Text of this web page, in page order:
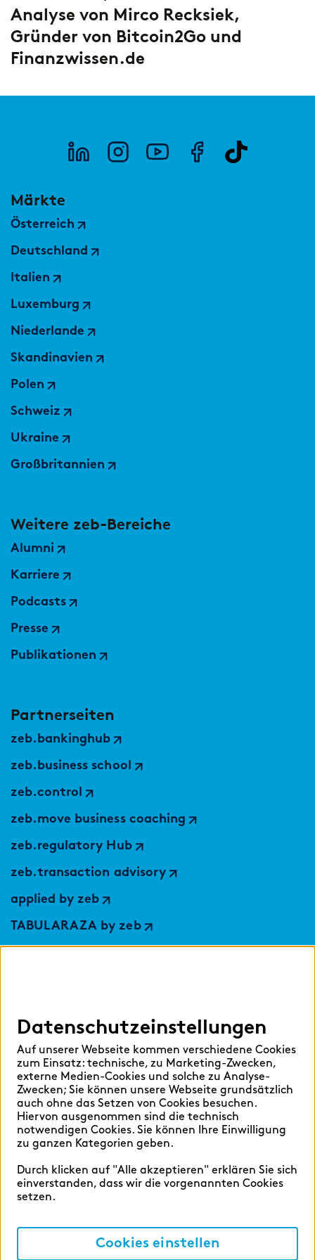
Kompositversicherer
Krankenversicherer
Lebensversicherer
Spezialinstitute &
Leasinggesellschaften
Private Banking & Wealth
Management
Regulierung & Sonderprüfungen
für Financial Services
Transformationskompetenz entlang der gesamten
PUBLIKATION
Operations der Zukunft
European Asset Management Study
2026
Analyse von Mirco Recksiek,
Gründer von Bitcoin2Go und
Finanzwissen.de
Märkte
Österreich
Deutschland
Italien
Luxemburg
Niederlande
Skandinavien
Polen
Schweiz
Ukraine
Großbritannien
Weitere zeb-Bereiche
Alumni
Karriere
Podcasts
Presse
Publikationen
Partnerseiten
zeb.bankinghub
zeb.business school
zeb.control
zeb.move business coaching
zeb.regulatory Hub
zeb.transaction advisory
applied by zeb
TABULARAZA by zeb
Hilfen
Sprache auswählen:
Deutsch English
Datenschutz
Datenschutzeinstellungen
Auf unserer Webseite kommen verschiedene Cookies
zum Einsatz: technische, zu Marketing-Zwecken,
externe Medien-Cookies und solche zu Analyse-
Zwecken; Sie können unsere Webseite grundsätzlich
auch ohne das Setzen von Cookies besuchen.
Hiervon ausgenommen sind die technisch
notwendigen Cookies. Sie können Ihre Einwilligung
zu ganzen Kategorien geben.
Durch klicken auf "Alle akzeptieren" erklären Sie sich
einverstanden, dass wir die vorgenannten Cookies
setzen.
Cookies einstellen